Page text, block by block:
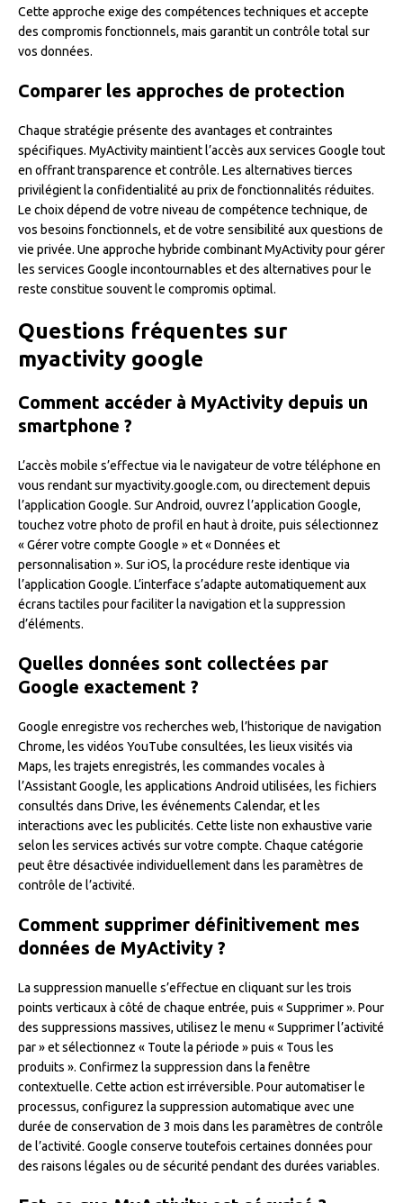
Cette approche exige des compétences techniques et accepte
des compromis fonctionnels, mais garantit un contrôle total sur
vos données.
Comparer les approches de protection
Chaque stratégie présente des avantages et contraintes
spécifiques. MyActivity maintient l’accès aux services Google tout
en offrant transparence et contrôle. Les alternatives tierces
privilégient la confidentialité au prix de fonctionnalités réduites.
Le choix dépend de votre niveau de compétence technique, de
vos besoins fonctionnels, et de votre sensibilité aux questions de
vie privée. Une approche hybride combinant MyActivity pour gérer
les services Google incontournables et des alternatives pour le
reste constitue souvent le compromis optimal.
Questions fréquentes sur
myactivity google
Comment accéder à MyActivity depuis un
smartphone ?
L’accès mobile s’effectue via le navigateur de votre téléphone en
vous rendant sur myactivity.google.com, ou directement depuis
l’application Google. Sur Android, ouvrez l’application Google,
touchez votre photo de profil en haut à droite, puis sélectionnez
« Gérer votre compte Google » et « Données et
personnalisation ». Sur iOS, la procédure reste identique via
l’application Google. L’interface s’adapte automatiquement aux
écrans tactiles pour faciliter la navigation et la suppression
d’éléments.
Quelles données sont collectées par
Google exactement ?
Google enregistre vos recherches web, l’historique de navigation
Chrome, les vidéos YouTube consultées, les lieux visités via
Maps, les trajets enregistrés, les commandes vocales à
l’Assistant Google, les applications Android utilisées, les fichiers
consultés dans Drive, les événements Calendar, et les
interactions avec les publicités. Cette liste non exhaustive varie
selon les services activés sur votre compte. Chaque catégorie
peut être désactivée individuellement dans les paramètres de
contrôle de l’activité.
Comment supprimer définitivement mes
données de MyActivity ?
La suppression manuelle s’effectue en cliquant sur les trois
points verticaux à côté de chaque entrée, puis « Supprimer ». Pour
des suppressions massives, utilisez le menu « Supprimer l’activité
par » et sélectionnez « Toute la période » puis « Tous les
produits ». Confirmez la suppression dans la fenêtre
contextuelle. Cette action est irréversible. Pour automatiser le
processus, configurez la suppression automatique avec une
durée de conservation de 3 mois dans les paramètres de contrôle
de l’activité. Google conserve toutefois certaines données pour
des raisons légales ou de sécurité pendant des durées variables.